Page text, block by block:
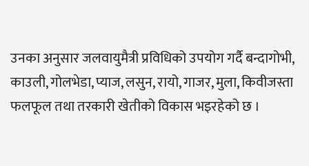
उनका अनुसार जलवायुमैत्री प्रविधिको उपयोग गर्दै बन्दागोभी,
काउली, गोलभेडा, प्याज, लसुन, रायो, गाजर, मुला, किवीजस्ता
फलफूल तथा तरकारी खेतीको विकास भइरहेको छ ।